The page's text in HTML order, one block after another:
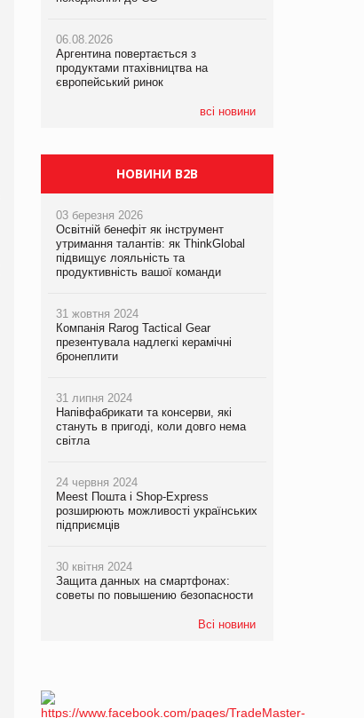
06.08.2026
Аргентина повертається з
продуктами птахівництва на
європейський ринок
всі новини
06.08.2026
Аргентина повертається з
продуктами птахівництва на
європейський ринок
06.08.2026
Аргентина повертається з
продуктами птахівництва на
європейський ринок
НОВИНИ B2B
03 березня 2026
Освітній бенефіт як інструмент
утримання талантів: як ThinkGlobal
підвищує лояльність та
продуктивність вашої команди
31 жовтня 2024
Компанія Rarog Tactical Gear
презентувала надлегкі керамічні
бронеплити
31 липня 2024
Напівфабрикати та консерви, які
стануть в пригоді, коли довго нема
світла
24 червня 2024
Meest Пошта і Shop-Express
розширюють можливості українських
підприємців
30 квітня 2024
Защита данных на смартфонах:
советы по повышению безопасности
Всі новини